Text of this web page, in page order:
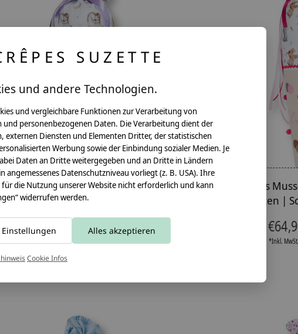
aus Musselin | wandelbar zum
| Motiv : Einhorn | Schultüte mit
Namen
€64,90 - €87,80
*Inkl. MwSt. zzgl.
Schultüte aus
mit Katzen |
*Inkl.
SUZETTE
und andere Technologien.
und vergleichbare Funktionen zur Verarbeitung von
personenbezogenen Daten. Die Verarbeitung dient der
externen Diensten und Elementen Dritter, der statistischen
Werbung sowie der Einbindung sozialer Medien. Je
Daten an Dritte weitergegeben und an Dritte in Ländern
angemessenes Datenschutzniveau vorliegt (z. B. USA). Ihre
die Nutzung unserer Website nicht erforderlich und kann
widerrufen werden.
Einstellungen Alles akzeptieren
Cookie Infos